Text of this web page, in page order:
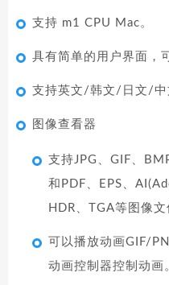
支持 m1 CPU Mac。
具有简单的用户界面，
支持英文/韩文/日文/中
图像查看器
支持JPG、GIF、
和PDF、EPS、
HDR、TGA等图像文
可以播放动画GIF/
动画控制器控制动画